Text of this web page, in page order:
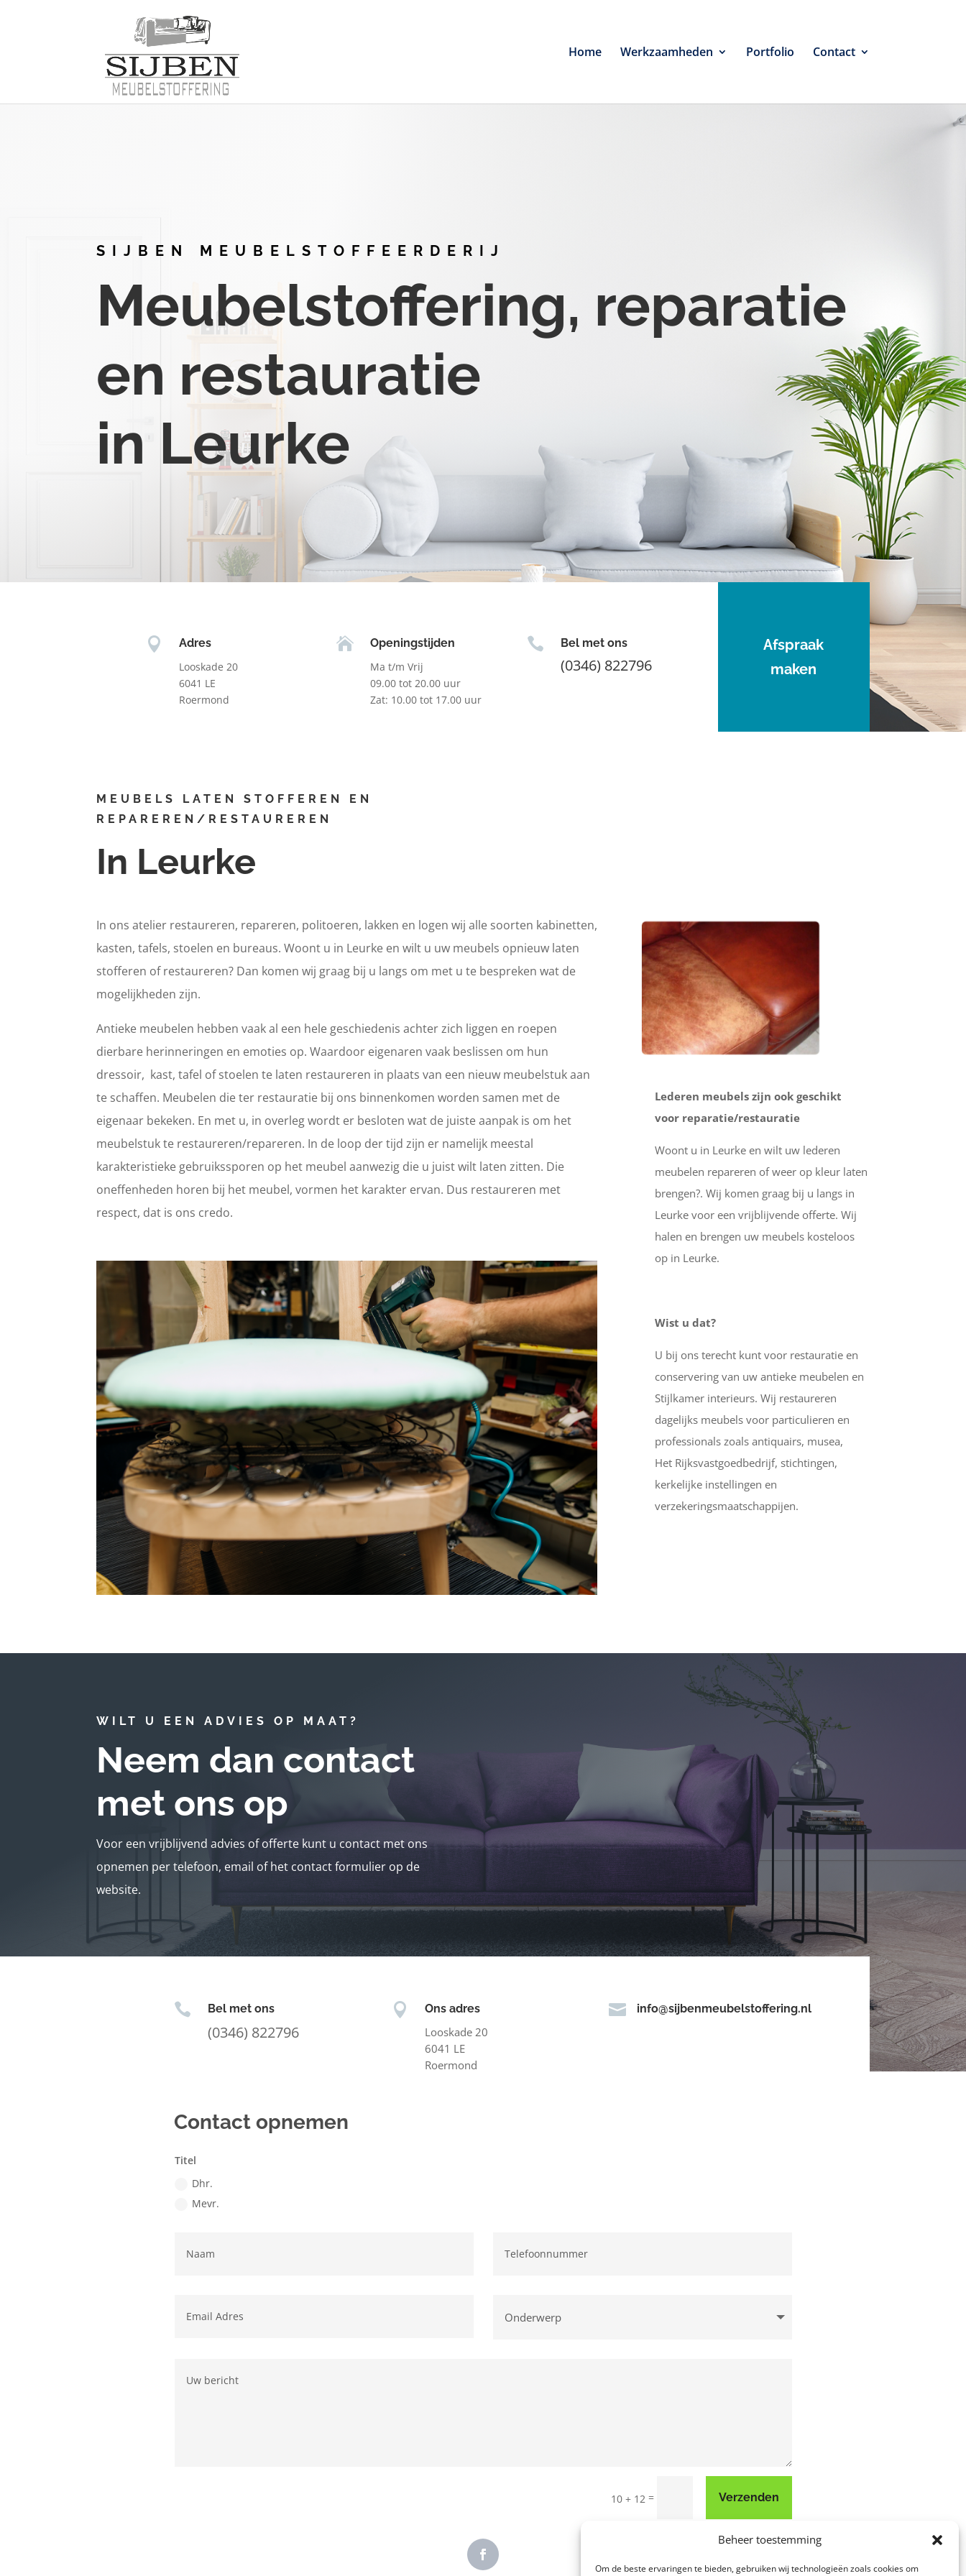
Beheer toestemming
Om de beste ervaringen te bieden, gebruiken wij technologieën zoals cookies om
Home Werkzaamheden Portfolio Contact
SIJBEN MEUBELSTOFFEERDERIJ
Meubelstoffering, reparatie
en restauratie
in Leurke

Adres
Looskade 20
6041 LE
Roermond

Openingstijden
Ma t/m Vrij
09.00 tot 20.00 uur
Zat: 10.00 tot 17.00 uur
 Bel met ons
(0346) 822796
Afspraak
maken
MEUBELS LATEN STOFFEREN EN
REPAREREN/RESTAUREREN
In Leurke
In ons atelier restaureren, repareren, politoeren, lakken en logen wij alle soorten kabinetten,
kasten, tafels, stoelen en bureaus. Woont u in Leurke en wilt u uw meubels opnieuw laten
stofferen of restaureren? Dan komen wij graag bij u langs om met u te bespreken wat de
mogelijkheden zijn.
Antieke meubelen hebben vaak al een hele geschiedenis achter zich liggen en roepen
dierbare herinneringen en emoties op. Waardoor eigenaren vaak beslissen om hun
dressoir, kast, tafel of stoelen te laten restaureren in plaats van een nieuw meubelstuk aan
te schaffen. Meubelen die ter restauratie bij ons binnenkomen worden samen met de
eigenaar bekeken. En met u, in overleg wordt er besloten wat de juiste aanpak is om het
meubelstuk te restaureren/repareren. In de loop der tijd zijn er namelijk meestal
karakteristieke gebruikssporen op het meubel aanwezig die u juist wilt laten zitten. Die
oneffenheden horen bij het meubel, vormen het karakter ervan. Dus restaureren met
respect, dat is ons credo.
Lederen meubels zijn ook geschikt
voor reparatie/restauratie
Woont u in Leurke en wilt uw lederen
meubelen repareren of weer op kleur laten
brengen?. Wij komen graag bij u langs in
Leurke voor een vrijblijvende offerte. Wij
halen en brengen uw meubels kosteloos
op in Leurke.
Wist u dat?
U bij ons terecht kunt voor restauratie en
conservering van uw antieke meubelen en
Stijlkamer interieurs. Wij restaureren
dagelijks meubels voor particulieren en
professionals zoals antiquairs, musea,
Het Rijksvastgoedbedrijf, stichtingen,
kerkelijke instellingen en
verzekeringsmaatschappijen.
WILT U EEN ADVIES OP MAAT?
Neem dan contact
met ons op
Voor een vrijblijvend advies of offerte kunt u contact met ons
opnemen per telefoon, email of het contact formulier op de
website.
 Bel met ons
(0346) 822796
 Ons adres
Looskade 20
6041 LE
Roermond
 info@sijbenmeubelstoffering.nl
Contact opnemen
Titel
Dhr.
Mevr.
10 + 12 = Verzenden